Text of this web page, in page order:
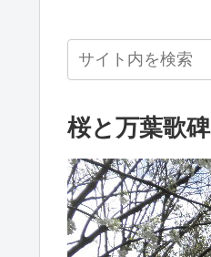
桜と万葉歌碑